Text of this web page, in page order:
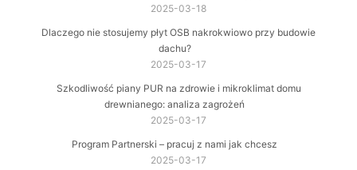
2025-03-18
Dlaczego nie stosujemy płyt OSB nakrokwiowo przy budowie
dachu?
2025-03-17
Szkodliwość piany PUR na zdrowie i mikroklimat domu
drewnianego: analiza zagrożeń
2025-03-17
Program Partnerski – pracuj z nami jak chcesz
2025-03-17